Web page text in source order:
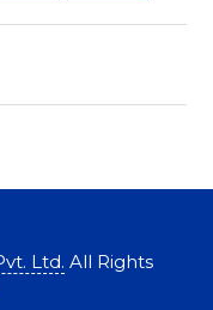
Ltd. All Rights